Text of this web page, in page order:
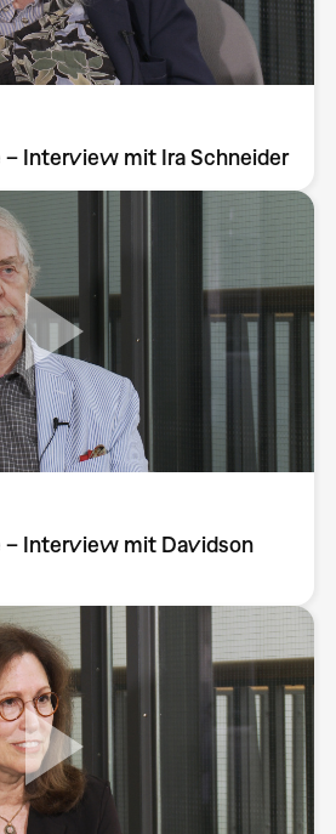
– Interview mit Ira Schneider
– Interview mit Davidson